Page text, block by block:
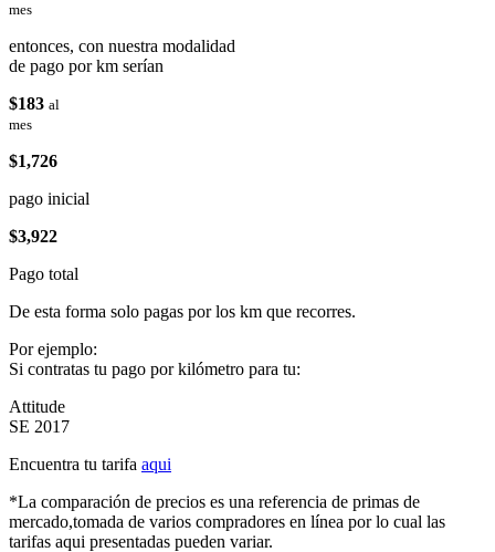
mes
entonces, con nuestra modalidad
de pago por km serían
$183 al
mes
$1,726
pago inicial
$3,922
Pago total
De esta forma solo pagas por los km que recorres.
Por ejemplo:
Si contratas tu pago por kilómetro para tu:
Attitude
SE 2017
Encuentra tu tarifa aqui
*La comparación de precios es una referencia de primas de
mercado,tomada de varios compradores en línea por lo cual las
tarifas aqui presentadas pueden variar.